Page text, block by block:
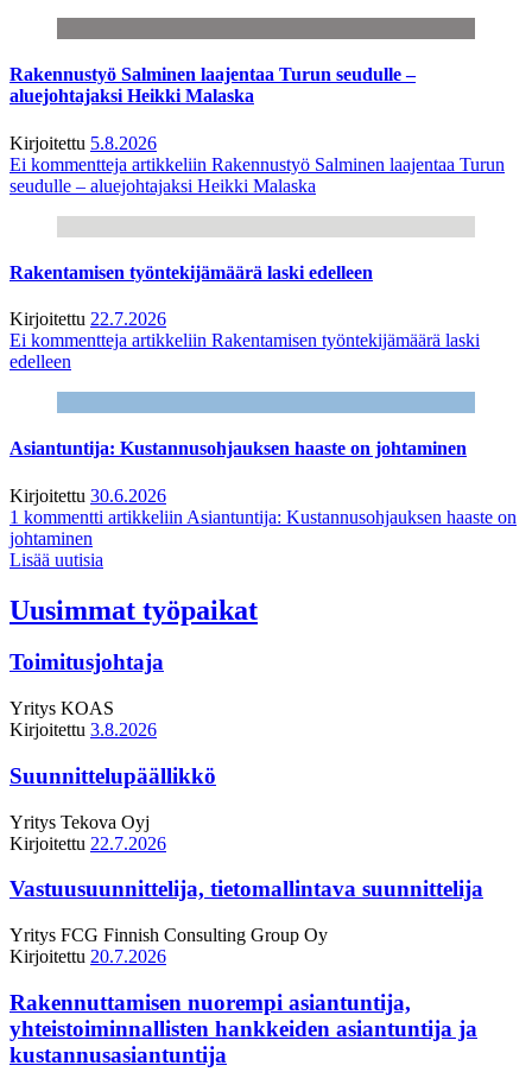
Rakennustyö Salminen laajentaa Turun seudulle –
aluejohtajaksi Heikki Malaska
Kirjoitettu 5.8.2026
Ei kommentteja artikkeliin Rakennustyö Salminen laajentaa Turun
seudulle – aluejohtajaksi Heikki Malaska
Rakentamisen työntekijämäärä laski edelleen
Kirjoitettu 22.7.2026
Ei kommentteja artikkeliin Rakentamisen työntekijämäärä laski
edelleen
Asiantuntija: Kustannusohjauksen haaste on johtaminen
Kirjoitettu 30.6.2026
1 kommentti artikkeliin Asiantuntija: Kustannusohjauksen haaste on
johtaminen
Lisää uutisia
Uusimmat työpaikat
Toimitusjohtaja
Yritys KOAS
Kirjoitettu 3.8.2026
Suunnittelupäällikkö
Yritys Tekova Oyj
Kirjoitettu 22.7.2026
Vastuusuunnittelija, tietomallintava suunnittelija
Yritys FCG Finnish Consulting Group Oy
Kirjoitettu 20.7.2026
Rakennuttamisen nuorempi asiantuntija,
yhteistoiminnallisten hankkeiden asiantuntija ja
kustannusasiantuntija